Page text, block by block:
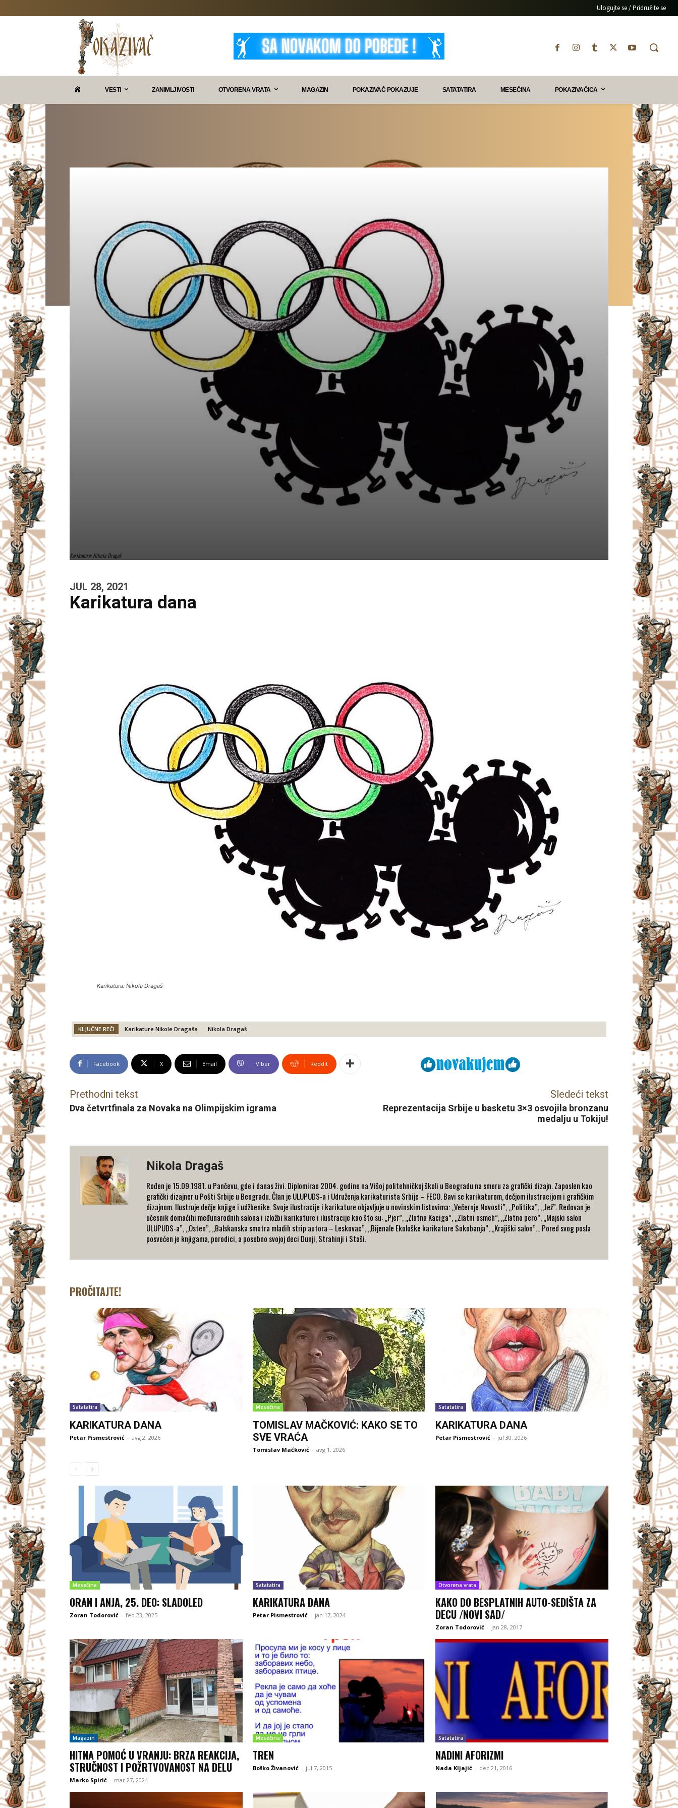
Ulogujte se / Pridružite se
VESTI ZANIMLJIVOSTI OTVORENA VRATA MAGAZIN POKAZIVAČ POKAZUJE SATATATIRA MESEČINA POKAZIVAČICA
Karikatura: Nikola Dragaš
JUL 28, 2021
Karikatura dana
Karikatura: Nikola Dragaš
KLJUČNE REČI Karikature Nikole Dragaša Nikola Dragaš
Facebook X Email Viber ReddIt
Prethodni tekst
Dva četvrtfinala za Novaka na Olimpijskim igrama
Sledeći tekst
Reprezentacija Srbije u basketu 3×3 osvojila bronzanu
medalju u Tokiju!
Nikola Dragaš
Rođen je 15.09.1981. u Pančevu, gde i danas živi. Diplomirao 2004. godine na Višoj politehničkoj školi u Beogradu na smeru za grafički dizajn. Zaposlen kao
grafički dizajner u Pošti Srbije u Beogradu. Član je ULUPUDS-a i Udruženja karikaturista Srbije – FECO. Bavi se karikaturom, dečjom ilustracijom i grafičkim
dizajnom. Ilustruje dečje knjige i udžbenike. Svoje ilustracije i karikature objavljuje u novinskim listovima: „Večernje Novosti”, „Politika”, „Jež”. Redovan je
učesnik domaćihi međunarodnih salona i izložbi karikature i ilustracije kao što su: „Pjer”, „Zlatna Kaciga”, „Zlatni osmeh”, „Zlatno pero”, „Majski salon
ULUPUDS-a”, „Osten”, „Balskanska smotra mladih strip autora – Leskovac”, „Bijenale Ekološke karikature Sokobanja”, „Krajiški salon”… Pored svog posla
posvećen je knjigama, porodici, a posebno svojoj deci Dunji, Strahinji i Staši.
PROČITAJTE!
Satatatira
KARIKATURA DANA
Petar Pismestrović - avg 2, 2026
Mesečina
TOMISLAV MAČKOVIĆ: KAKO SE TO
SVE VRAĆA
Tomislav Mačković - avg 1, 2026
Satatatira
KARIKATURA DANA
Petar Pismestrović - jul 30, 2026
Mesečina
ORAN I ANJA, 25. DEO: SLADOLED
Zoran Todorović - feb 23, 2025
Satatatira
KARIKATURA DANA
Petar Pismestrović - jan 17, 2024
Otvorena vrata
KAKO DO BESPLATNIH AUTO-SEDIŠTA ZA
DECU /NOVI SAD/
Zoran Todorović - jan 28, 2017
Magazin
HITNA POMOĆ U VRANJU: BRZA REAKCIJA,
STRUČNOST I POŽRTVOVANOST NA DELU
Marko Spirić - mar 27, 2024
Mesečina
TREN
Boško Živanović - jul 7, 2015
Satatatira
NADINI AFORIZMI
Nada Kljajić - dec 21, 2016